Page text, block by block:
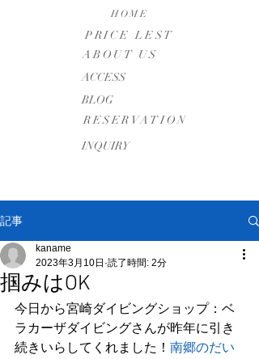
HOME
PRICE LEST
ABOUT US
​ACCESS
BLOG
RESERVATION
INQUIRY
記事
掴みはOK
kaname
2023年3月10日 読了時間: 2分
今日から宮崎ダイビングショップ：ベ
ラカーザダイビングさんが昨年に引き
続きいらしてくれました！ 南郷のだい